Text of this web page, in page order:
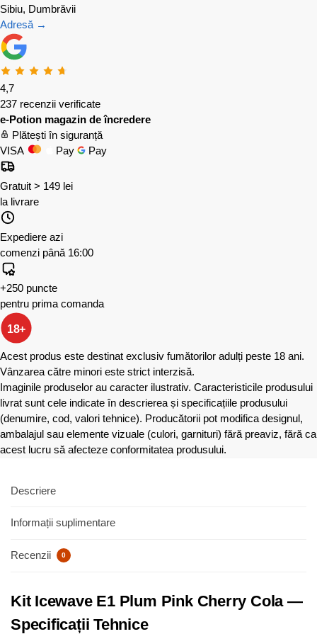
Sibiu, Dumbrăvii
Adresă →
4,7
237 recenzii verificate
e-Potion magazin de încredere
Plătești în siguranță
VISA
Pay Pay
Gratuit > 149 lei
la livrare
Expediere azi
comenzi până 16:00
+250 puncte
pentru prima comanda
18+
Acest produs este destinat exclusiv fumătorilor adulți peste 18 ani.
Vânzarea către minori este strict interzisă.
Imaginile produselor au caracter ilustrativ. Caracteristicile produsului
livrat sunt cele indicate în descrierea și specificațiile produsului
(denumire, cod, valori tehnice). Producătorii pot modifica designul,
ambalajul sau elemente vizuale (culori, garnituri) fără preaviz, fără ca
acest lucru să afecteze conformitatea produsului.
Descriere
Informații suplimentare
Recenzii 0
Kit Icewave E1 Plum Pink Cherry Cola —
Specificații Tehnice